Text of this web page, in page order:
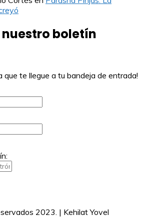
boletín
que te llegue a tu bandeja de entrada!
2023. | Kehilat Yovel